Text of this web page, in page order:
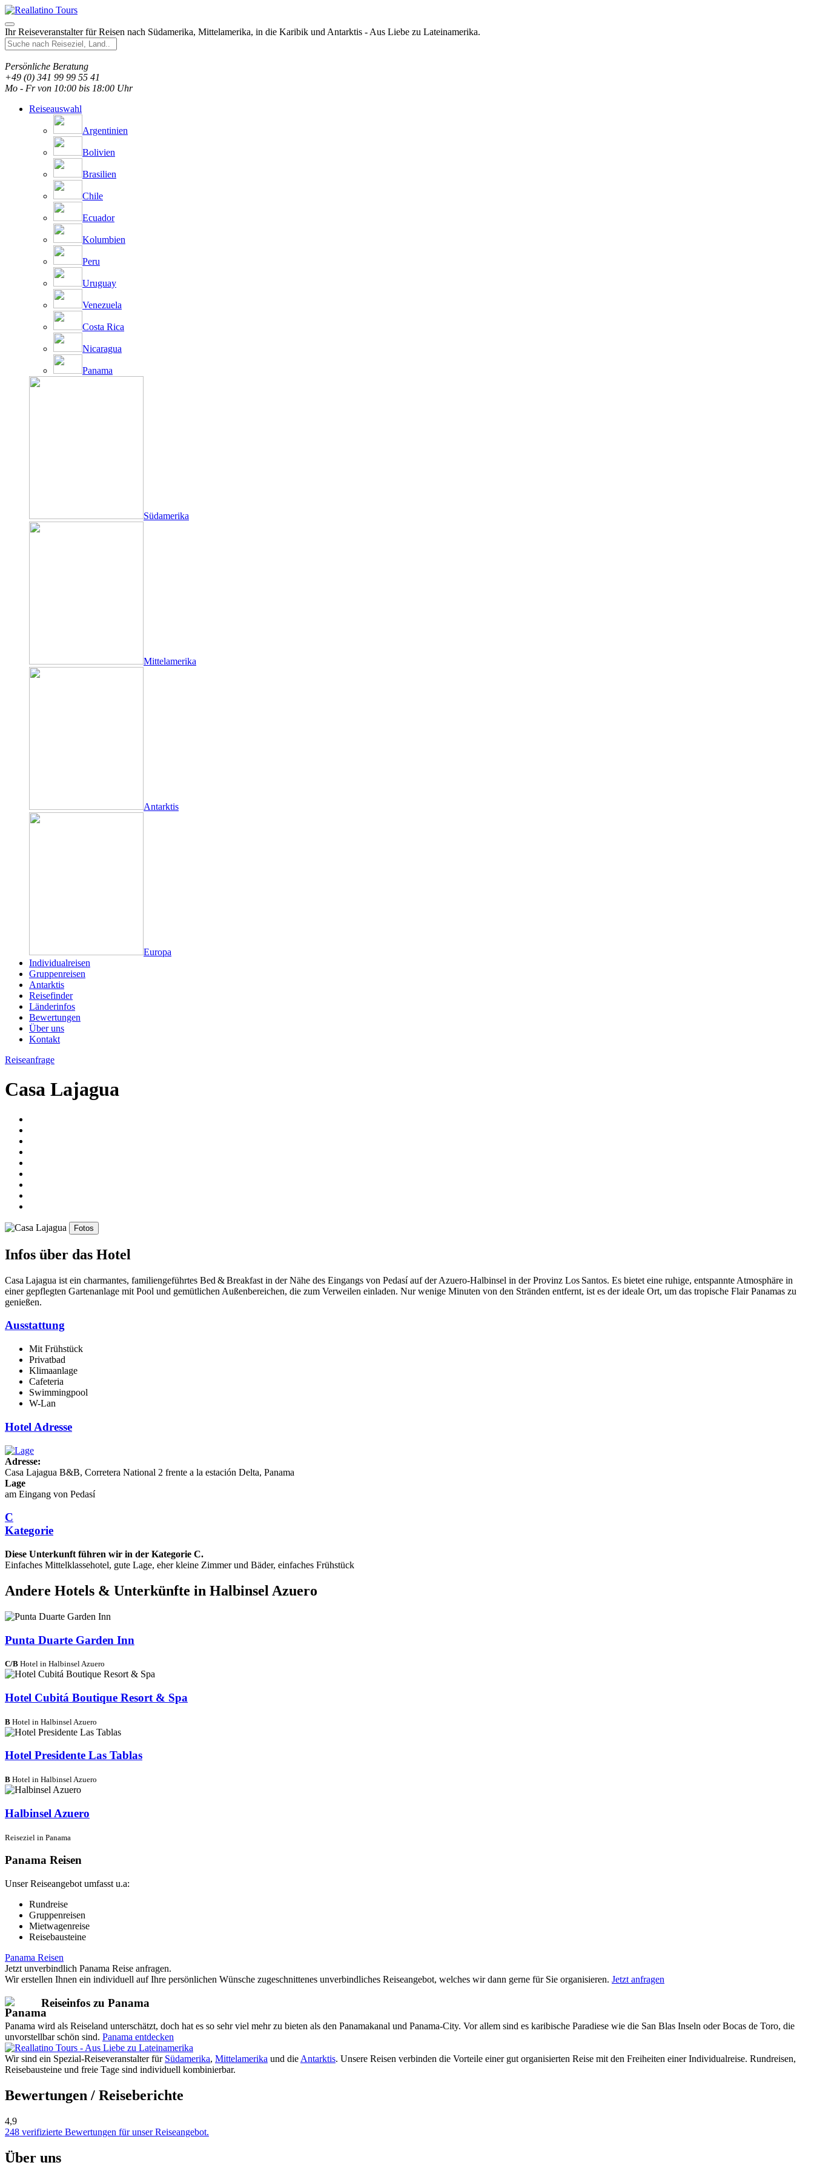
Ihr Reiseveranstalter für Reisen nach Südamerika, Mittelamerika, in die Karibik und Antarktis - Aus Liebe zu Lateinamerika.
Persönliche Beratung
+49 (0) 341 99 99 55 41
Mo - Fr von 10:00 bis 18:00 Uhr
Reiseauswahl
Argentinien
Bolivien
Brasilien
Chile
Ecuador
Kolumbien
Peru
Uruguay
Venezuela
Costa Rica
Nicaragua
Panama
Südamerika
Mittelamerika
Antarktis
Europa
Individualreisen
Gruppenreisen
Antarktis
Reisefinder
Länderinfos
Bewertungen
Über uns
Kontakt
Reiseanfrage
Casa Lajagua
Fotos
Infos über das Hotel
Casa Lajagua ist ein charmantes, familiengeführtes Bed & Breakfast in der Nähe des Eingangs von Pedasí auf der Azuero‑Halbinsel in der Provinz Los Santos. Es bietet eine ruhige, entspannte Atmosphäre in
einer gepflegten Gartenanlage mit Pool und gemütlichen Außenbereichen, die zum Verweilen einladen. Nur wenige Minuten von den Stränden entfernt, ist es der ideale Ort, um das tropische Flair Panamas zu
genießen.
Ausstattung
Mit Frühstück
Privatbad
Klimaanlage
Cafeteria
Swimmingpool
W-Lan
Hotel Adresse
Adresse:
Casa Lajagua B&B, Corretera National 2 frente a la estación Delta, Panama
Lage
am Eingang von Pedasí
C
Kategorie
Diese Unterkunft führen wir in der Kategorie C.
Einfaches Mittelklassehotel, gute Lage, eher kleine Zimmer und Bäder, einfaches Frühstück
Andere Hotels & Unterkünfte in Halbinsel Azuero
Punta Duarte Garden Inn
C/B Hotel in Halbinsel Azuero
Hotel Cubitá Boutique Resort & Spa
B Hotel in Halbinsel Azuero
Hotel Presidente Las Tablas
B Hotel in Halbinsel Azuero
Halbinsel Azuero
Reiseziel in Panama
Panama Reisen
Unser Reiseangebot umfasst u.a:
Rundreise
Gruppenreisen
Mietwagenreise
Reisebausteine
Panama Reisen
Jetzt unverbindlich Panama Reise anfragen.
Wir erstellen Ihnen ein individuell auf Ihre persönlichen Wünsche zugeschnittenes unverbindliches Reiseangebot, welches wir dann gerne für Sie organisieren. Jetzt anfragen
Reiseinfos zu Panama
Panama wird als Reiseland unterschätzt, doch hat es so sehr viel mehr zu bieten als den Panamakanal und Panama-City. Vor allem sind es karibische Paradiese wie die San Blas Inseln oder Bocas de Toro, die
unvorstellbar schön sind. Panama entdecken
Wir sind ein Spezial-Reiseveranstalter für Südamerika, Mittelamerika und dieAntarktis. Unsere Reisen verbinden die Vorteile einer gut organisierten Reise mit den Freiheiten einer Individualreise. Rundreisen,
Reisebausteine und freie Tage sind individuell kombinierbar.
Bewertungen / Reiseberichte
4,9
248 verifizierte Bewertungen für unser Reiseangebot.
Über uns